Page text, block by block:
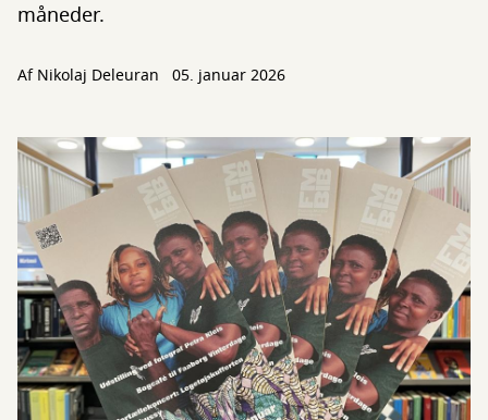
måneder.
AfNikolaj Deleuran 05. januar 2026